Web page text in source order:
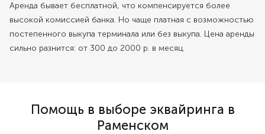
Аренда бывает бесплатной, что компенсируется более
высокой комиссией банка. Но чаще платная с возможностью
постепенного выкупа терминала или без выкупа. Цена аренды
сильно разнится: от 300 до 2000 р. в месяц.
Помощь в выборе эквайринга в
Раменском